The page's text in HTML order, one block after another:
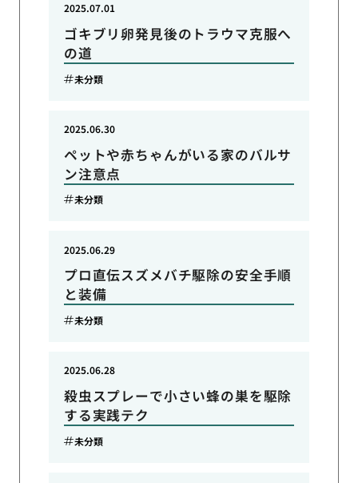
ゴキブリ卵発見後のトラウマ克服へ
の道
2025.07.01
未分類
ペットや赤ちゃんがいる家のバルサ
ン注意点
2025.06.30
未分類
プロ直伝スズメバチ駆除の安全手順
と装備
2025.06.29
未分類
殺虫スプレーで小さい蜂の巣を駆除
する実践テク
2025.06.28
未分類